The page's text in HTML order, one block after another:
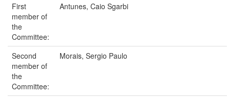
First
member of
the
Committee:
Antunes, Caio Sgarbi
Second
member of
the
Committee:
Morais, Sergio Paulo